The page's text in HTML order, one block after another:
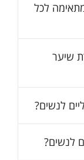
לכל
שיער
לנשים?
לנשים?